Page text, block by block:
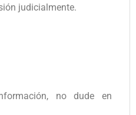
judicialmente.
no dude en